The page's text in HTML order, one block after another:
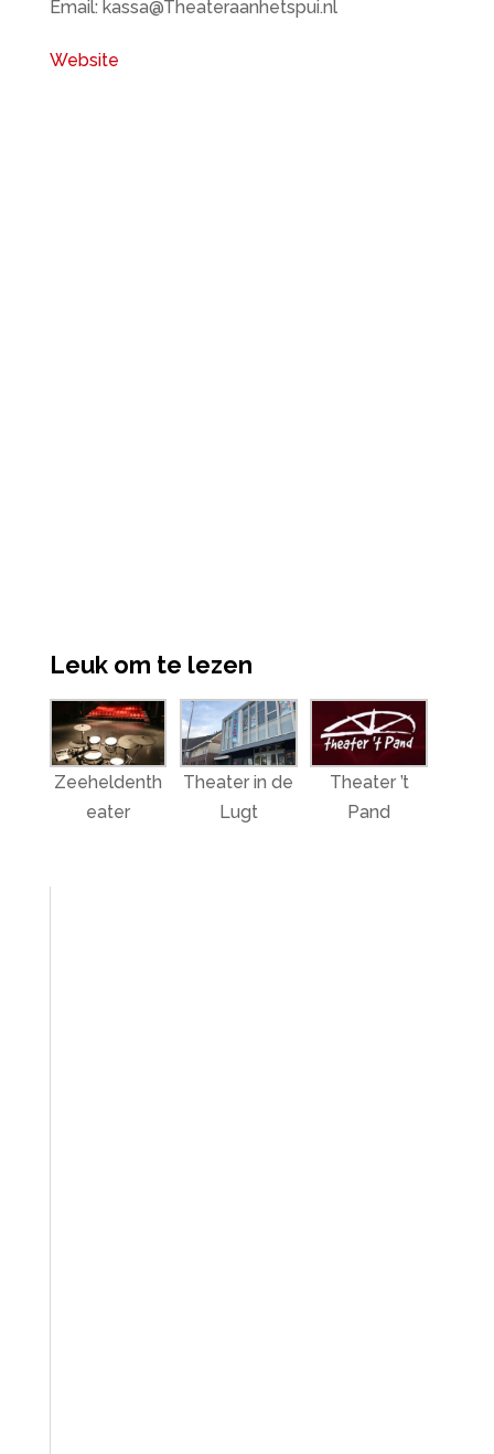
Email: kassa@Theateraanhetspui.nl
Website
Leuk om te lezen
Zeeheldenth
eater
Theater in de
Lugt
Theater ’t
Pand